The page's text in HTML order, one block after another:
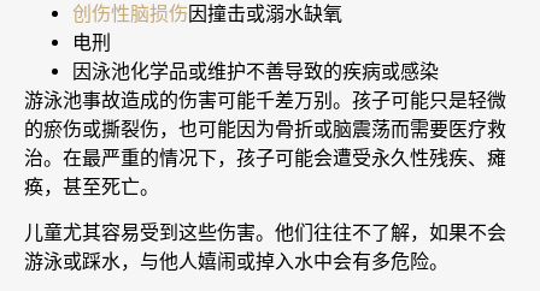
创伤性脑损伤因撞击或溺水缺氧
电刑
因泳池化学品或维护不善导致的疾病或感染
游泳池事故造成的伤害可能千差万别。孩子可能只是轻微
的瘀伤或撕裂伤，也可能因为骨折或脑震荡而需要医疗救
治。在最严重的情况下，孩子可能会遭受永久性残疾、瘫
痪，甚至死亡。
儿童尤其容易受到这些伤害。他们往往不了解，如果不会
游泳或踩水，与他人嬉闹或掉入水中会有多危险。